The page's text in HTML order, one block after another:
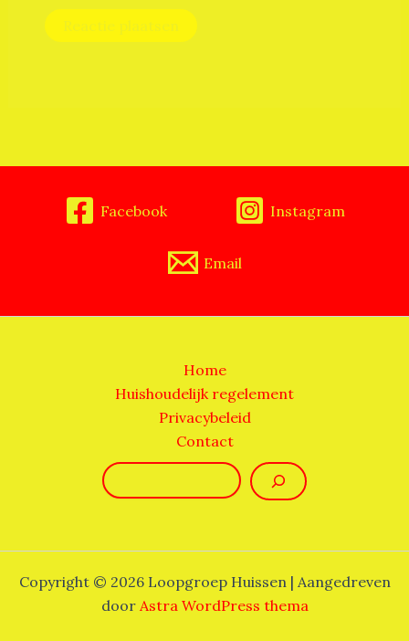
Facebook Instagram
Email
Home
Huishoudelijk regelement
Privacybeleid
Contact
Zoeken
Copyright © 2026 Loopgroep Huissen | Aangedreven
door Astra WordPress thema